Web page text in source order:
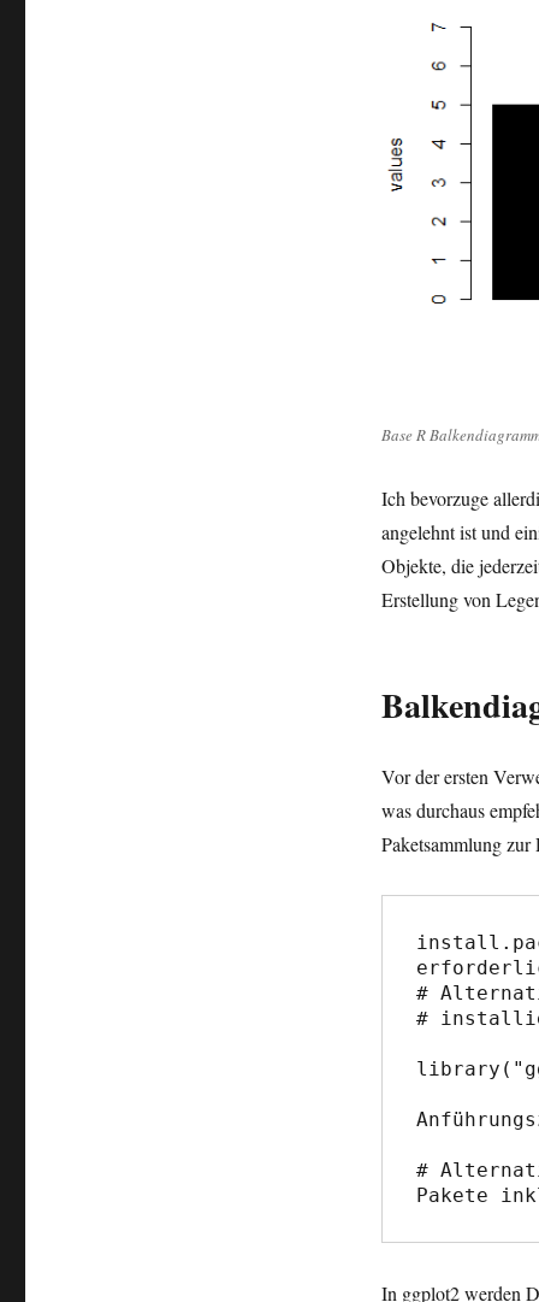
Base R
Ich bevorzuge
angelehnt ist und
Objekte, die
Erstellung von
Vor der ersten
was durchaus
Paketsammlung zur
#
#
#
Pakete
In ggplot2 werden